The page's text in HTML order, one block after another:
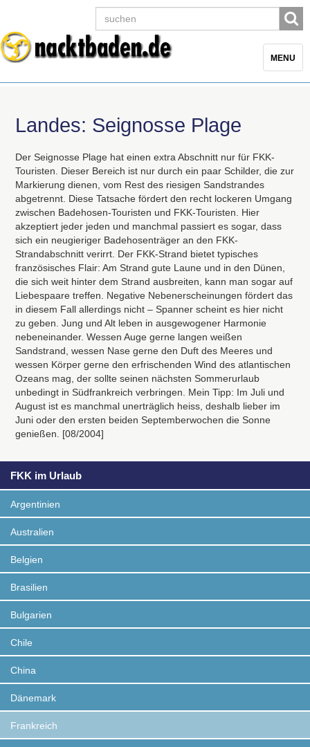
Toggle
MENU
Landes: Seignosse Plage
Der Seignosse Plage hat einen extra Abschnitt nur für FKK-
Touristen. Dieser Bereich ist nur durch ein paar Schilder, die zur
Markierung dienen, vom Rest des riesigen Sandstrandes
abgetrennt. Diese Tatsache fördert den recht lockeren Umgang
zwischen Badehosen-Touristen und FKK-Touristen. Hier
akzeptiert jeder jeden und manchmal passiert es sogar, dass
sich ein neugieriger Badehosenträger an den FKK-
Strandabschnitt verirrt. Der FKK-Strand bietet typisches
französisches Flair: Am Strand gute Laune und in den Dünen,
die sich weit hinter dem Strand ausbreiten, kann man sogar auf
Liebespaare treffen. Negative Nebenerscheinungen fördert das
in diesem Fall allerdings nicht – Spanner scheint es hier nicht
zu geben. Jung und Alt leben in ausgewogener Harmonie
nebeneinander. Wessen Auge gerne langen weißen
Sandstrand, wessen Nase gerne den Duft des Meeres und
wessen Körper gerne den erfrischenden Wind des atlantischen
Ozeans mag, der sollte seinen nächsten Sommerurlaub
unbedingt in Südfrankreich verbringen. Mein Tipp: Im Juli und
August ist es manchmal unerträglich heiss, deshalb lieber im
Juni oder den ersten beiden Septemberwochen die Sonne
genießen. [08/2004]
FKK im Urlaub
Argentinien
Australien
Belgien
Brasilien
Bulgarien
Chile
China
Dänemark
Frankreich